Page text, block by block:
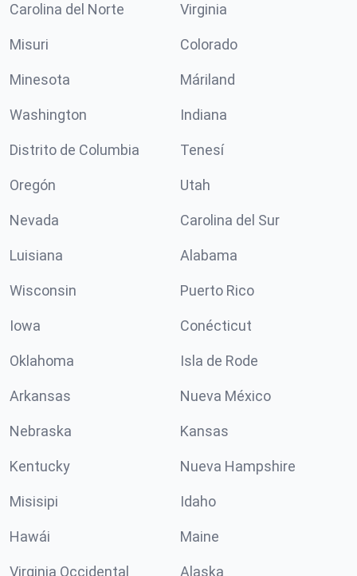
Carolina del Norte Virginia
Misuri Colorado
Minesota Máriland
Washington Indiana
Distrito de Columbia Tenesí
Oregón Utah
Nevada Carolina del Sur
Luisiana Alabama
Wisconsin Puerto Rico
Iowa Conécticut
Oklahoma Isla de Rode
Arkansas Nueva México
Nebraska Kansas
Kentucky Nueva Hampshire
Misisipi Idaho
Hawái Maine
Virginia Occidental Alaska